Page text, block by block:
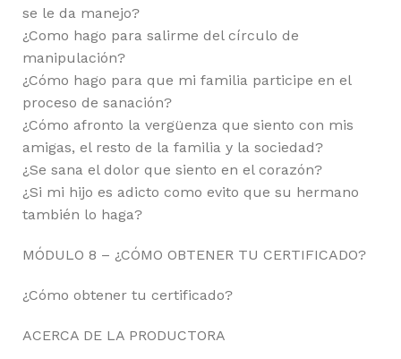
se le da manejo?
¿Como hago para salirme del círculo de
manipulación?
¿Cómo hago para que mi familia participe en el
proceso de sanación?
¿Cómo afronto la vergüenza que siento con mis
amigas, el resto de la familia y la sociedad?
¿Se sana el dolor que siento en el corazón?
¿Si mi hijo es adicto como evito que su hermano
también lo haga?
MÓDULO 8 – ¿CÓMO OBTENER TU CERTIFICADO?
¿Cómo obtener tu certificado?
ACERCA DE LA PRODUCTORA